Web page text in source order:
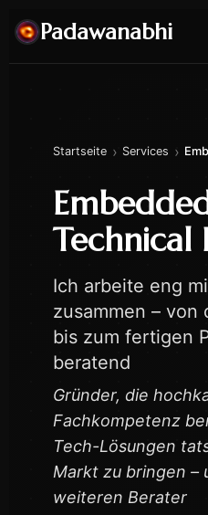
Padawanabhi
Startseite › Services ›
Technical
Ich arbeite eng
zusammen –
bis zum fertigen
beratend
Gründer, die
Fachkompetenz
Tech-Lösungen
Markt zu bringen –
weiteren Berater